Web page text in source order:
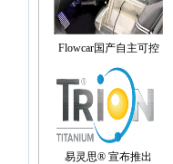
Flowcar国产自主可控
自动驾驶机器人来到我
们身边
易灵思® 宣布推出